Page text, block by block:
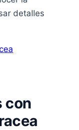
detalles
con